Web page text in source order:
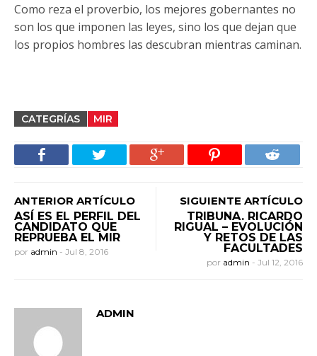
Como reza el proverbio, los mejores gobernantes no
son los que imponen las leyes, sino los que dejan que
los propios hombres las descubran mientras caminan.
CATEGRÍAS MIR
ANTERIOR ARTÍCULO
ASÍ ES EL PERFIL DEL
CANDIDATO QUE
REPRUEBA EL MIR
por admin - Jul 8, 2016
SIGUIENTE ARTÍCULO
TRIBUNA. RICARDO
RIGUAL – EVOLUCIÓN
Y RETOS DE LAS
FACULTADES
por admin - Jul 12, 2016
ADMIN